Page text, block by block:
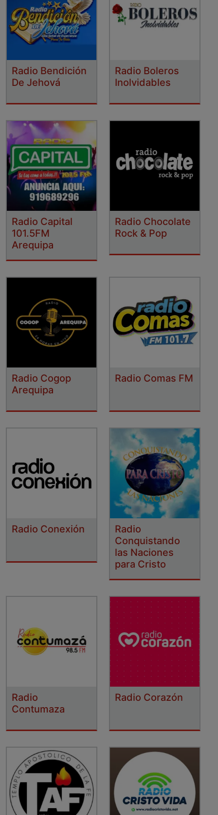
Radio Bendición
De Jehová
Radio Boleros
Inolvidables
Radio Capital
101.5FM
Arequipa
Radio Chocolate
Rock & Pop
Radio Cogop
Arequipa
Radio Comas FM
Radio Conexión
Radio
Conquistando
las Naciones
para Cristo
Radio
Contumaza
Radio Corazón